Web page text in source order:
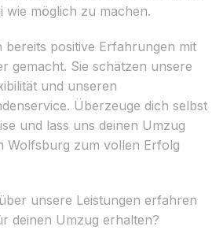
wie möglich zu machen.
bereits positive Erfahrungen mit
gemacht. Sie schätzen unsere
und unseren
Überzeuge dich selbst
und lass uns deinen Umzug
Wolfsburg zum vollen Erfolg
unsere Leistungen erfahren
deinen Umzug erhalten?